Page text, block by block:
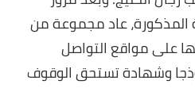
المذكورة، عاد مجموعة من
على مواقع التواصل
وشهادة تستحق الوقوف